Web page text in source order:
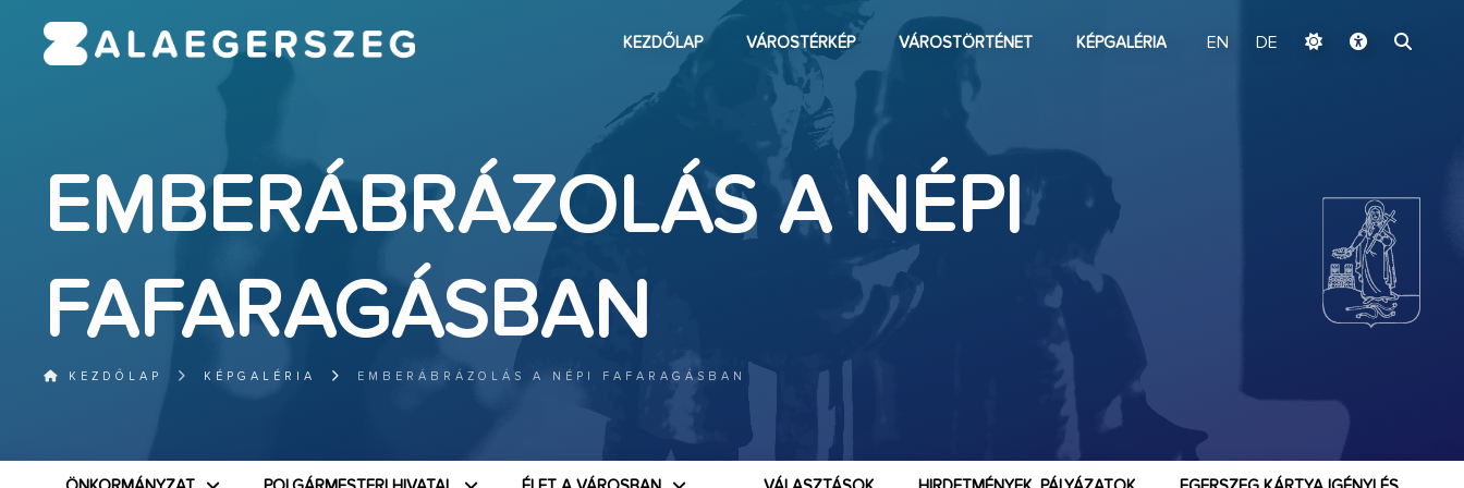
KEZDŐLAP VÁROSTÉRKÉP VÁROSTÖRTÉNET KÉPGALÉRIA EN DE
EMBERÁBRÁZOLÁS A NÉPI
FAFARAGÁSBAN
KEZDŐLAP KÉPGALÉRIA EMBERÁBRÁZOLÁS A NÉPI FAFARAGÁSBAN